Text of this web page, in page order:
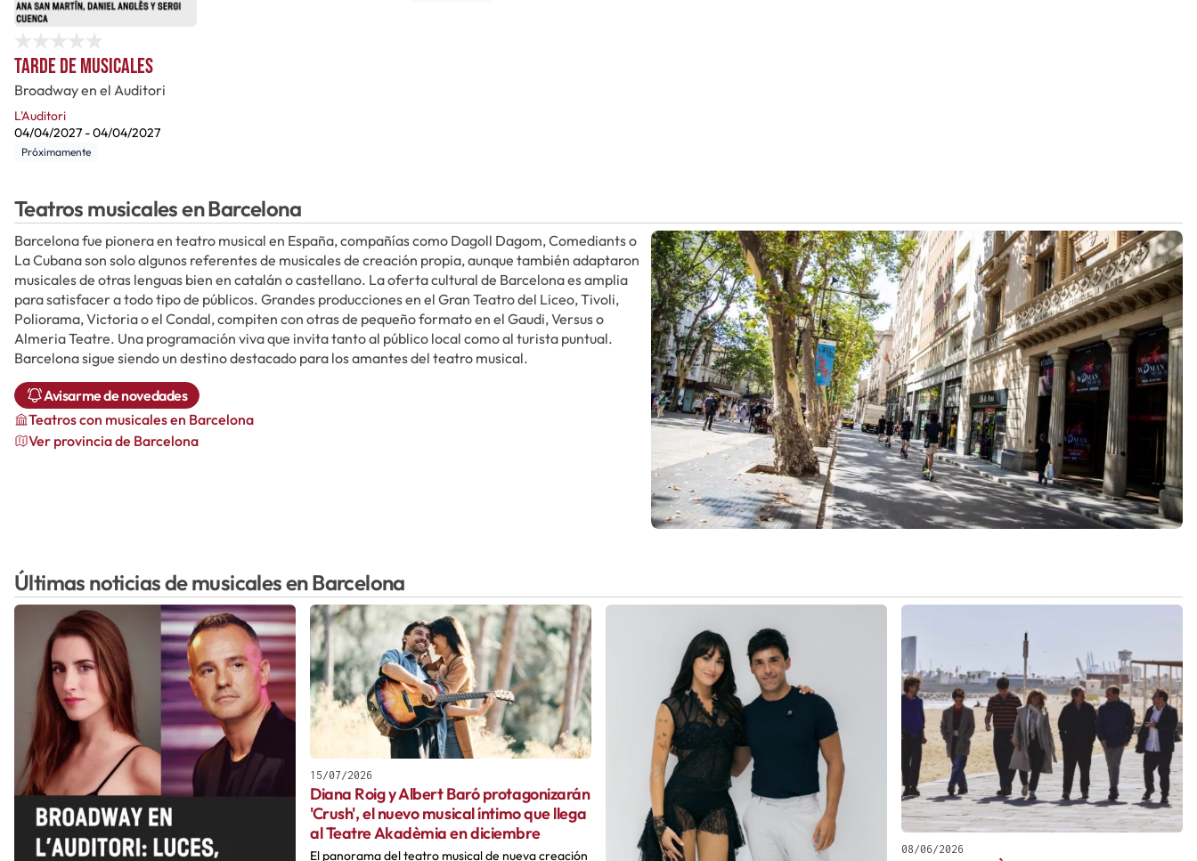
Tarde de musicales
Broadway en el Auditori
L'Auditori
04/04/2027 -04/04/2027
Próximamente
Teatros musicales en Barcelona
Barcelona fue pionera en teatro musical en España, compañías como Dagoll Dagom, Comediants o
La Cubana son solo algunos referentes de musicales de creación propia, aunque también adaptaron
musicales de otras lenguas bien en catalán o castellano. La oferta cultural de Barcelona es amplia
para satisfacer a todo tipo de públicos. Grandes producciones en el Gran Teatro del Liceo, Tivoli,
Poliorama, Victoria o el Condal, compiten con otras de pequeño formato en el Gaudi, Versus o
Almeria Teatre. Una programación viva que invita tanto al público local como al turista puntual.
Barcelona sigue siendo un destino destacado para los amantes del teatro musical.
Avisarme de novedades
Teatroscon musicalesen Barcelona
Ver provincia de Barcelona
Últimas noticias de musicales en Barcelona
15/07/2026
Diana Roig y Albert Baró protagonizarán
'Crush', el nuevo musical íntimo que llega
al Teatre Akadèmia en diciembre
El panorama del teatro musical de nueva creación 08/06/2026